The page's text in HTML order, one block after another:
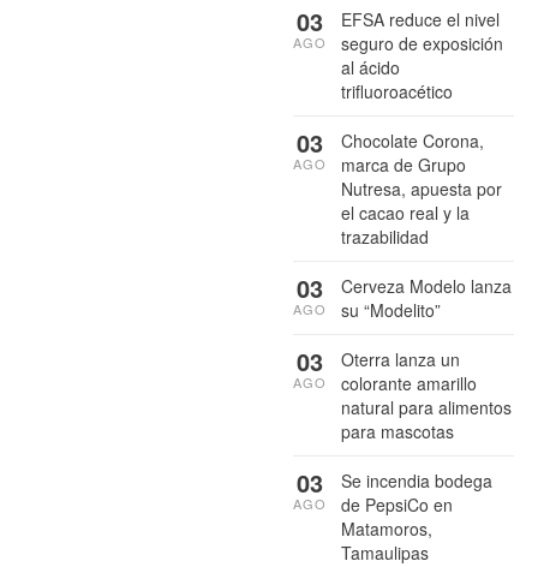
EFSA reduce el nivel
seguro de exposición
al ácido
trifluoroacético
03
AGO
Chocolate Corona,
marca de Grupo
Nutresa, apuesta por
el cacao real y la
trazabilidad
03
AGO
Cerveza Modelo lanza
su “Modelito”
03
AGO
Oterra lanza un
colorante amarillo
natural para alimentos
para mascotas
03
AGO
Se incendia bodega
de PepsiCo en
Matamoros,
Tamaulipas
03
AGO